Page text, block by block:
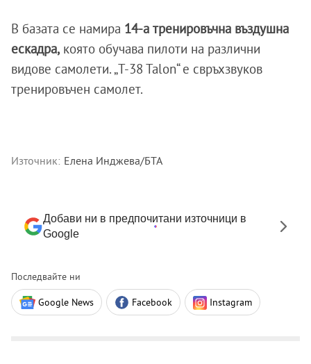
В базата се намира 14-а тренировъчна въздушна
ескадра, която обучава пилоти на различни
видове самолети. „T-38 Talon“ е свръхзвуков
тренировъчен самолет.
Източник: Елена Инджева/БТА
Добави ни в предпочитани източници в
Google
Последвайте ни
Google News Facebook Instagram